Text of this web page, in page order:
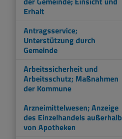
Erhalt
Antragsservice;
Unterstützung durch
Gemeinde
Arbeitssicherheit und
Arbeitsschutz; Maßnahmen
der Kommune
Arzneimittelwesen; Anzeige
des Einzelhandels außerhalb
von Apotheken